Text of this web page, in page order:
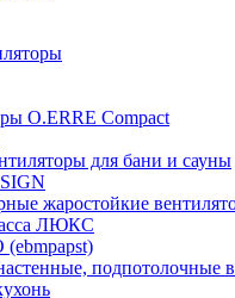
O.ERRE Compact
для бани и сауны
жаростойкие
ЛЮКС
подпотолочные